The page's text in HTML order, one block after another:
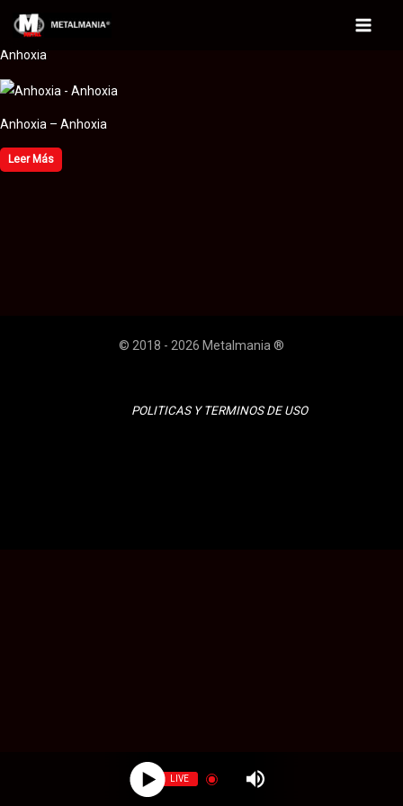
contenido
Main
Anhoxia
Anhoxia – Anhoxia
Leer Más
© 2018 - 2026 Metalmania ®
LIVE
POLITICAS Y TERMINOS DE USO